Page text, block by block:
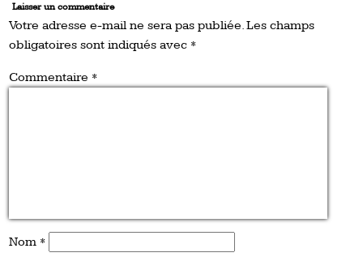
Laisser un commentaire
Votre adresse e-mail ne sera pas publiée.Les champs
obligatoires sont indiqués avec *
Commentaire *
Nom *